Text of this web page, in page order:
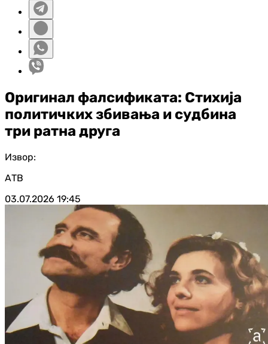
Оригинал фалсификата: Стихија
политичких збивања и судбина
три ратна друга
Извор:
АТВ
03.07.2026 19:45